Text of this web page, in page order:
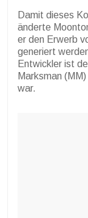
Damit dieses
änderte
er den Erwerb
generiert
Entwickler ist
Marksman
war.